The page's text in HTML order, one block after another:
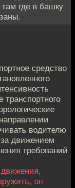
где в башку
средство
водителю
за движением
требований
он